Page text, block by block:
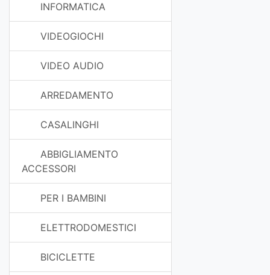
INFORMATICA
VIDEOGIOCHI
VIDEO AUDIO
ARREDAMENTO
CASALINGHI
ABBIGLIAMENTO
ACCESSORI
PER I BAMBINI
ELETTRODOMESTICI
BICICLETTE